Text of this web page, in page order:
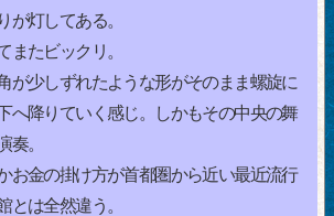
が灯してある。
たビックリ。
が少しずれたような形がそのまま螺旋に
へ降りていく感じ。しかもその中央の舞
奏。
お金の掛け方が首都圏から近い最近流行
とは全然違う。